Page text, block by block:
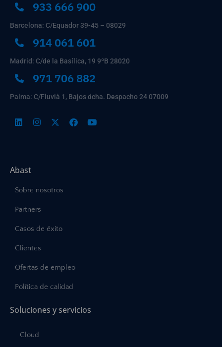
933 666 900
Barcelona: C/Equador 39-45 – 08029
914 061 601
Madrid: C/de la Basílica, 19 9ºB 28020
971 706 882
Palma: C/Fluvià 1, Bajos dcha. Despacho 24 07009
Abast
Sobre nosotros
Partners
Casos de éxito
Clientes
Ofertas de empleo
Política de calidad
Soluciones y servicios
Cloud